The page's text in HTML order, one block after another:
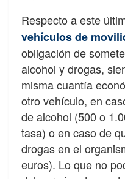
Respecto a este
vehículos de
obligación de
alcohol y drogas,
misma cuantía
otro vehículo, en
de alcohol (500 o
tasa) o en caso de
drogas en el
euros). Lo que no